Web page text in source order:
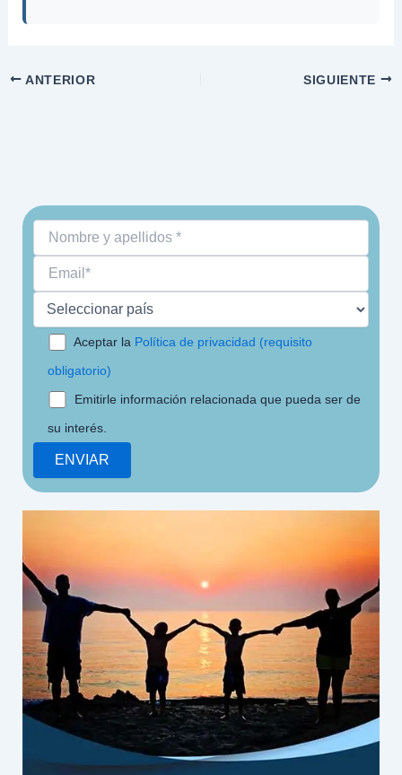
ANTERIOR SIGUIENTE
Aceptar la Política de privacidad (requisito
obligatorio)
Emitirle información relacionada que pueda ser de
su interés.